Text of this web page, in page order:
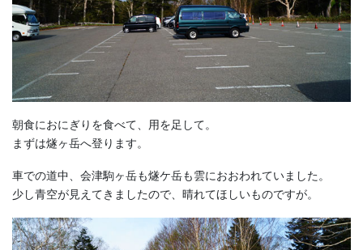
朝食におにぎりを食べて、用を足して。
まずは燧ヶ岳へ登ります。
車での道中、会津駒ヶ岳も燧ケ岳も雲におおわれていました。
少し青空が見えてきましたので、晴れてほしいものですが。